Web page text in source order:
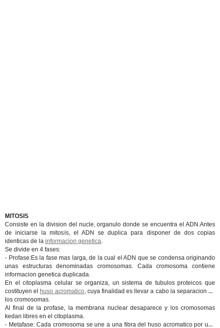
MITOSIS
Consiste en la division del nucle, organulo donde se encuentra el ADN.Antes
de iniciarse la mitosis, el ADN se duplica para disponer de dos copias
identicas de la informacion genetica.
Se divide en 4 fases:
- Profase:Es la fase mas larga, de la cual el ADN que se condensa originando
unas estructuras denominadas cromosomas. Cada cromosoma contiene
informacion genetica duplicada.
En el citoplasma celular se organiza, un sistema de tubulos proteicos que
costituyen el
huso acromatico, cuya finalidad es llevar a cabo la separacion de
los cromosomas.
Al final de la profase, la membrana nuclear desaparece y los cromosomas
kedan libres en el citoplasma.
- Metafase: Cada cromosoma se une a una fibra del huso acromatico por una